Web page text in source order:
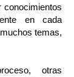
conocimientos
en cada
temas,
otras